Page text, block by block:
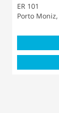
ER 101
Porto